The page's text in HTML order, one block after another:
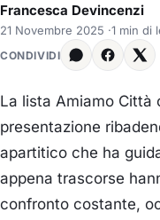
Francesca Devincenzi
21 Novembre 2025 ·1 min di
CONDIVIDI
La lista Amiamo Città
presentazione
apartitico che ha
appena trascorse
confronto costante,